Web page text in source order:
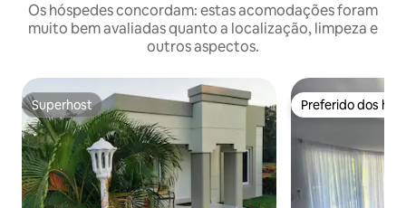
Os hóspedes concordam: estas acomodações foram
muito bem avaliadas quanto a localização, limpeza e
outros aspectos.
Superhost
Superhost Preferido dos
Preferido dos